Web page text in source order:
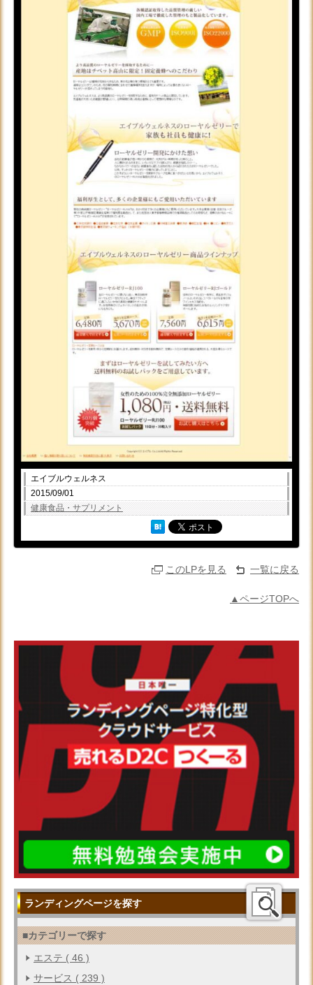
エイブルウェルネス
2015/09/01
健康食品・サプリメント
このLPを見る 一覧に戻る
▲ページTOPへ
ランディングページを探す
■カテゴリーで探す
エステ ( 46 )
サービス ( 239 )